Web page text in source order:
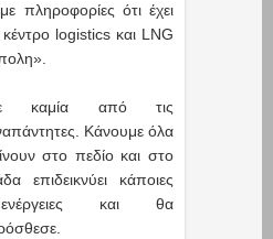
πληροφορίες ότι έχει
κέντρο logistics και LNG
καμία από τις
Κάνουμε όλα
στο πεδίο και στο
επιδεικνύει κάποιες
ενέργειες και θα